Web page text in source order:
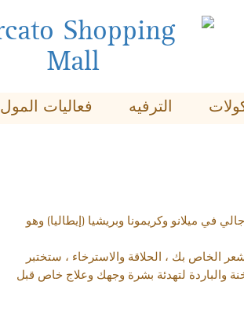
اﻟﺘﺮﻓﻴﻪ فعاليات المول
في ميلانو وكريمونا وبريشيا (إيطاليا) وهو
الخاص بك ، الحلاقة والاسترخاء ، ستختبر
والباردة لتهدئة بشرة وجهك وعلاج خاص قبل